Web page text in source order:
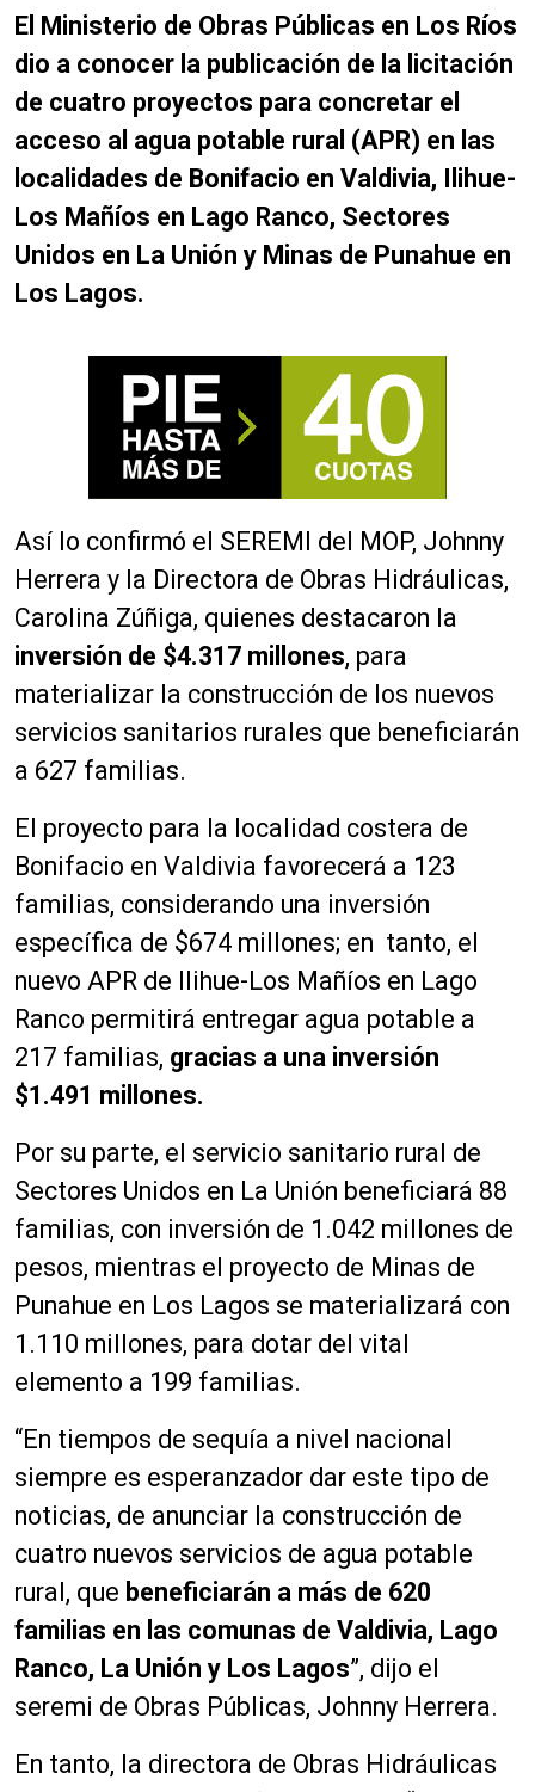
El Ministerio de Obras Públicas en Los Ríos
dio a conocer la publicación de la licitación
de cuatro proyectos para concretar el
acceso al agua potable rural (APR) en las
localidades de Bonifacio en Valdivia, Ilihue-
Los Mañíos en Lago Ranco, Sectores
Unidos en La Unión y Minas de Punahue en
Los Lagos.
Así lo confirmó el SEREMI del MOP, Johnny
Herrera y la Directora de Obras Hidráulicas,
Carolina Zúñiga, quienes destacaron la
inversión de $4.317 millones, para
materializar la construcción de los nuevos
servicios sanitarios rurales que beneficiarán
a 627 familias.
El proyecto para la localidad costera de
Bonifacio en Valdivia favorecerá a 123
familias, considerando una inversión
específica de $674 millones; en tanto, el
nuevo APR de Ilihue-Los Mañíos en Lago
Ranco permitirá entregar agua potable a
217 familias, gracias a una inversión
$1.491 millones.
Por su parte, el servicio sanitario rural de
Sectores Unidos en La Unión beneficiará 88
familias, con inversión de 1.042 millones de
pesos, mientras el proyecto de Minas de
Punahue en Los Lagos se materializará con
1.110 millones, para dotar del vital
elemento a 199 familias.
“En tiempos de sequía a nivel nacional
siempre es esperanzador dar este tipo de
noticias, de anunciar la construcción de
cuatro nuevos servicios de agua potable
rural, que beneficiarán a más de 620
familias en las comunas de Valdivia, Lago
Ranco, La Unión y Los Lagos”, dijo el
seremi de Obras Públicas, Johnny Herrera.
En tanto, la directora de Obras Hidráulicas